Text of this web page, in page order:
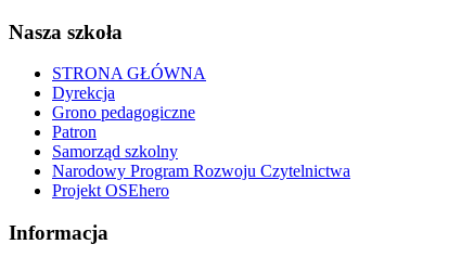
Nasza szkoła
STRONA GŁÓWNA
Dyrekcja
Grono pedagogiczne
Patron
Samorząd szkolny
Narodowy Program Rozwoju Czytelnictwa
Projekt OSEhero
Informacja